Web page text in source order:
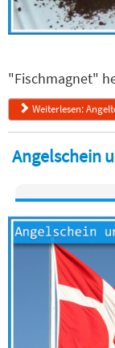
"Fischmagnet"
Weiterlesen:
Angelschein